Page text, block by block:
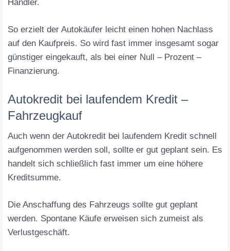
Händler.
So erzielt der Autokäufer leicht einen hohen Nachlass
auf den Kaufpreis. So wird fast immer insgesamt sogar
günstiger eingekauft, als bei einer Null – Prozent –
Finanzierung.
Autokredit bei laufendem Kredit –
Fahrzeugkauf
Auch wenn der Autokredit bei laufendem Kredit schnell
aufgenommen werden soll, sollte er gut geplant sein. Es
handelt sich schließlich fast immer um eine höhere
Kreditsumme.
Die Anschaffung des Fahrzeugs sollte gut geplant
werden. Spontane Käufe erweisen sich zumeist als
Verlustgeschäft.